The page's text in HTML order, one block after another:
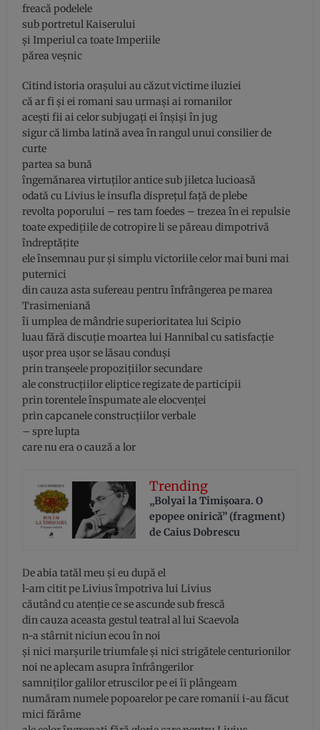
freacă podelele
sub portretul Kaiserului
și Imperiul ca toate Imperiile
părea veșnic
Citind istoria orașului au căzut victime iluziei
că ar fi și ei romani sau urmași ai romanilor
acești fii ai celor subjugați ei înșiși în jug
sigur că limba latină avea în rangul unui consilier de
curte
partea sa bună
îngemănarea virtuților antice sub jiletca lucioasă
odată cu Livius le insufla disprețul față de plebe
revolta poporului – res tam foedes – trezea în ei repulsie
toate expedițiile de cotropire li se păreau dimpotrivă
îndreptățite
ele însemnau pur și simplu victoriile celor mai buni mai
puternici
din cauza asta sufereau pentru înfrângerea pe marea
Trasimeniană
îi umplea de mândrie superioritatea lui Scipio
luau fără discuție moartea lui Hannibal cu satisfacție
ușor prea ușor se lăsau conduși
prin tranșeele propozițiilor secundare
ale construcțiilor eliptice regizate de participii
prin torentele înspumate ale elocvenței
prin capcanele construcțiilor verbale
– spre lupta
care nu era o cauză a lor
Trending
„Bolyai la Timișoara. O
epopee onirică” (fragment)
de Caius Dobrescu
De abia tatăl meu și eu după el
l-am citit pe Livius împotriva lui Livius
căutând cu atenție ce se ascunde sub frescă
din cauza aceasta gestul teatral al lui Scaevola
n-a stârnit niciun ecou în noi
și nici marșurile triumfale și nici strigătele centurionilor
noi ne aplecam asupra înfrângerilor
samniților galilor etruscilor pe ei îi plângeam
număram numele popoarelor pe care romanii i-au făcut
mici fărâme